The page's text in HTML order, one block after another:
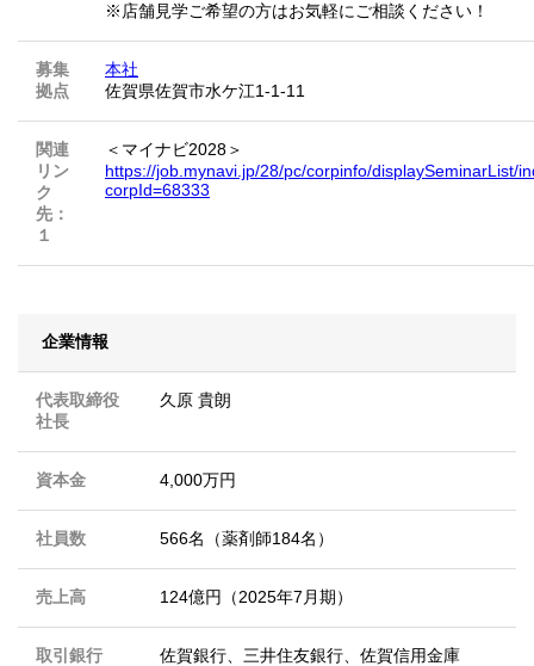
※店舗見学ご希望の方はお気軽にご相談ください！
募集
拠点
本社
佐賀県佐賀市水ケ江1-1-11
関連
リン
ク
先：
１
＜マイナビ2028＞
https://job.mynavi.jp/28/pc/corpinfo/displaySeminarList/
corpId=68333
企業情報
代表取締役
社長
久原 貴朗
資本金 4,000万円
社員数 566名（薬剤師184名）
売上高 124億円（2025年7月期）
取引銀行 佐賀銀行、三井住友銀行、佐賀信用金庫